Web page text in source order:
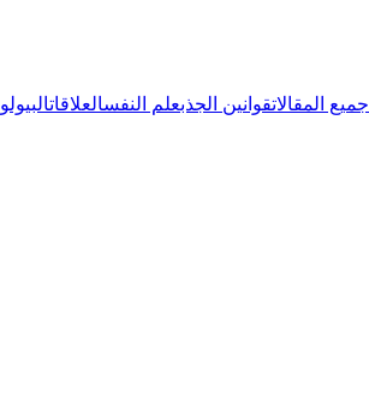
جميع المقالاتقوانين الجذبعلم النفسالعلاقات